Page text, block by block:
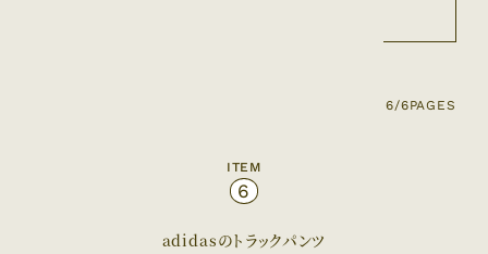
6/6PAGES
ITEM
6
adidasのトラックパンツ